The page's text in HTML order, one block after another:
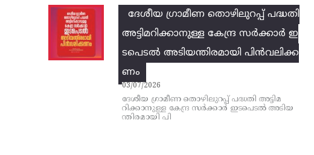
ദേശീയ ഗ്രാമീണ തൊഴിലുറപ്പ്‌ പദ്ധതി
അട്ടിമറിക്കാനുള്ള കേന്ദ്ര സര്‍ക്കാര്‍ ഇ
ടപെടല്‍ അടിയന്തിരമായി പിന്‍വലിക്ക
ണം
03/07/2026
ദേശീയ ഗ്രാമീണ തൊഴിലുറപ്പ്‌ പദ്ധതി അട്ടിമ
റിക്കാനുള്ള കേന്ദ്ര സര്‍ക്കാര്‍ ഇടപെടല്‍ അടിയ
ന്തിരമായി പി